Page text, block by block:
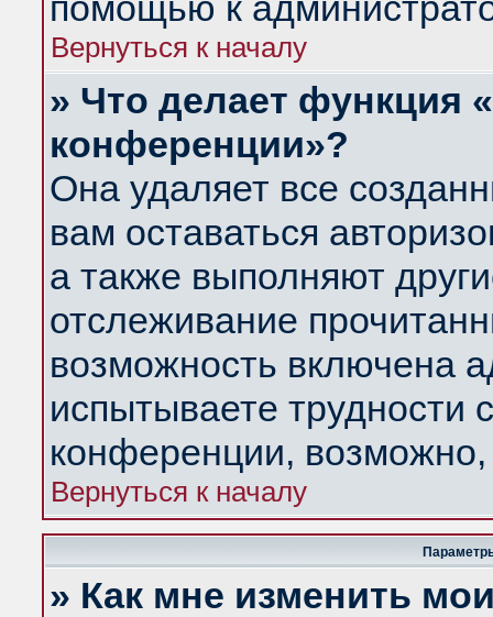
Вернуться к началу
» Что делает функция
конференции»?
Она удаляет все
вам оставаться
а также выполняют
отслеживание
возможность включена
испытываете трудности
конференции,
Вернуться к началу
» Как мне изменить